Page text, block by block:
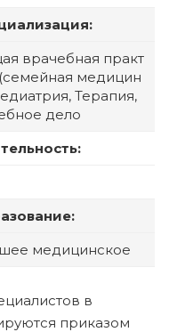
врачебная практ
медицин
Терапия,
дело
медицинское
в
приказом